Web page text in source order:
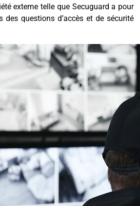
externe telle que Secuguard a pour
des questions d’accès et de sécurité